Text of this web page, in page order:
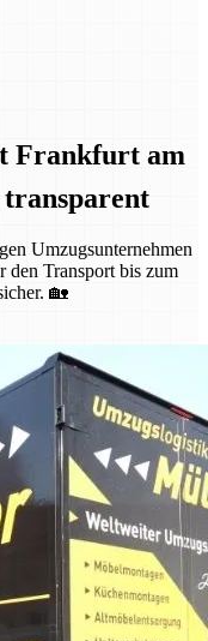
Frankfurt am
Umzugsunternehmen
den Transport bis zum
🏡